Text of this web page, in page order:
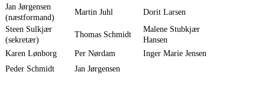
Jan Jørgensen
(næstformand)
Martin Juhl
Dorit Larsen
Steen Sulkjær
(sekretær)
Thomas Schmidt
Malene Stubkjær
Hansen
Karen Lønborg
Per Nørdam
Inger Marie Jensen
Peder Schmidt
Jan Jørgensen